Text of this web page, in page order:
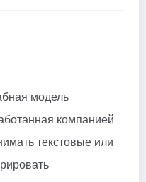
модель
компанией
текстовые или